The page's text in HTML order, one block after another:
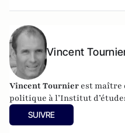
du Pont-Neuf.
Vincent
Vincent Tournier est maître
politique à l’Institut
SUIVRE